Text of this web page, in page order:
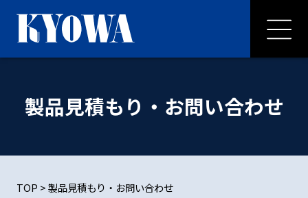
製品見積もり・お問い合わせ
TOP >製品見積もり・お問い合わせ